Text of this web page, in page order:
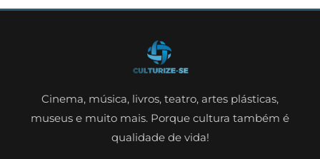
Cinema, música, livros, teatro, artes plásticas,
museus e muito mais. Porque cultura também é
qualidade de vida!